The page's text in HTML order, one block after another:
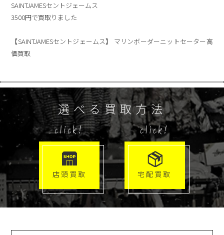
SAINTJAMESセントジェームス
3500円で買取りました
【SAINTJAMESセントジェームス】 マリンボーダーニットセーター高
価買取
選べる買取方法
click!
店頭買取
click!
宅配買取